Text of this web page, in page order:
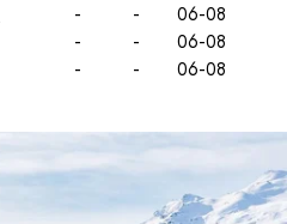
- -
06-08
- -
06-08
- - 06-08